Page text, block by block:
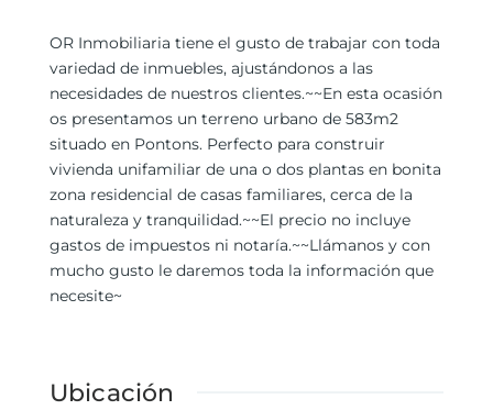
OR Inmobiliaria tiene el gusto de trabajar con toda
variedad de inmuebles, ajustándonos a las
necesidades de nuestros clientes.~~En esta ocasión
os presentamos un terreno urbano de 583m2
situado en Pontons. Perfecto para construir
vivienda unifamiliar de una o dos plantas en bonita
zona residencial de casas familiares, cerca de la
naturaleza y tranquilidad.~~El precio no incluye
gastos de impuestos ni notaría.~~Llámanos y con
mucho gusto le daremos toda la información que
necesite~
Ubicación